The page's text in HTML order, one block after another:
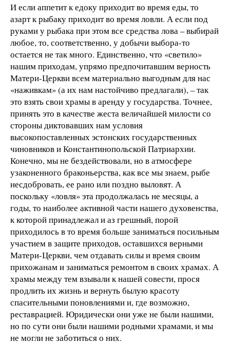
И если аппетит к едоку приходит во время еды, то
азарт к рыбаку приходит во время ловли. А если под
руками у рыбака при этом все средства лова – выбирай
любое, то, соответственно, у добычи выбора-то
остается не так много. Единственно, что «светило»
нашим приходам, упрямо предпочитавшим верность
Матери-Церкви всем материально выгодным для нас
«наживкам» (а их нам настойчиво предлагали), – так
это взять свои храмы в аренду у государства. Точнее,
принять это в качестве жеста величайшей милости со
стороны диктовавших нам условия
высокопоставленных эстонских государственных
чиновников и Константинопольской Патриархии.
Конечно, мы не бездействовали, но в атмосфере
узаконенного браконьерства, как все мы знаем, рыбе
несдобровать, ее рано или поздно выловят. А
поскольку «ловля» эта продолжалась не месяцы, а
годы, то наиболее активной части нашего духовенства,
к которой принадлежал и аз грешный, порой
приходилось в то время больше заниматься посильным
участием в защите приходов, оставшихся верными
Матери-Церкви, чем отдавать силы и время своим
прихожанам и заниматься ремонтом в своих храмах. А
храмы между тем взывали к нашей совести, прося
продлить их жизнь и вернуть былую красоту
спасительными поновлениями и, где возможно,
реставрацией. Юридически они уже не были нашими,
но по сути они были нашими родными храмами, и мы
не могли не заботиться о них.